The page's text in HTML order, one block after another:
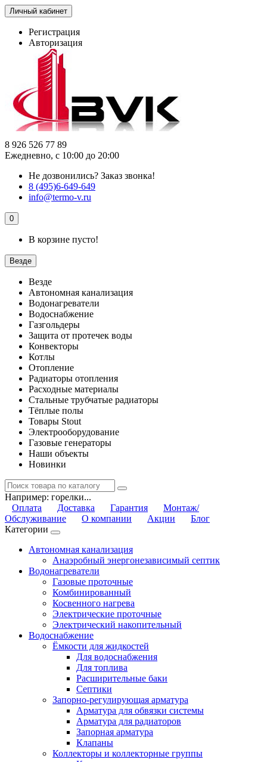
Личный кабинет
Регистрация
Авторизация
8 926 526 77 89
Ежедневно, с 10:00 до 20:00
Не дозвонились? Заказ звонка!
8 (495)6-649-649
info@termo-v.ru
0
В корзине пусто!
Везде
Везде
Автономная канализация
Водонагреватели
Водоснабжение
Газгольдеры
Защита от протечек воды
Конвекторы
Котлы
Отопление
Радиаторы отопления
Расходные материалы
Стальные трубчатые радиаторы
Тёплые полы
Товары Stout
Электрооборудование
Газовые генераторы
Наши объекты
Новинки
Например: горелки...
Оплата
Доставка Гарантия
Монтаж/
Обслуживание
О компании Акции
Блог
Категории
Автономная канализация
Анаэробный энергонезависимый септик
Водонагреватели
Газовые проточные
Комбинированный
Косвенного нагрева
Электрические проточные
Электрический накопительный
Водоснабжение
Ёмкости для жидкостей
Для водоснабжения
Для топлива
Расширительные баки
Септики
Запорно-регулирующая арматура
Арматура для обвязки системы
Арматура для радиаторов
Запорная арматура
Клапаны
Коллекторы и коллекторные группы